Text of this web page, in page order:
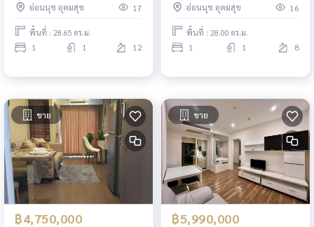
สุขุมวิท / 1 ห้องนอน (ขายพร้อมผู้
เช่า) PYN293
อ่อนนุช อุดมสุข 17
พื้นที่ : 28.65 ตร.ม.
1 1 12
(ขายพร้อมผู้เช่า) PYN292
อ่อนนุช อุดมสุข 16
พื้นที่ : 28.00 ตร.ม.
1 1 8
ขาย
฿4,750,000
ขาย
฿5,990,000